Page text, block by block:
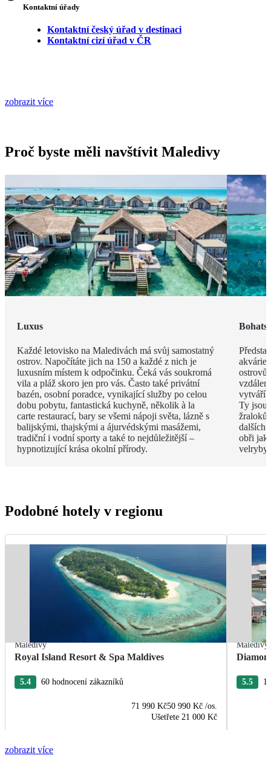
Kontaktní úřady
Kontaktní český úřad v destinaci
Kontaktní cizí úřad v ČR
zobrazit více
Proč byste měli navštívit Maledivy
Luxus
Každé letovisko na Maledivách má svůj samostatný
ostrov. Napočítáte jich na 150 a každé z nich je
luxusním místem k odpočinku. Čeká vás soukromá
vila a pláž skoro jen pro vás. Často také privátní
bazén, osobní poradce, vynikající služby po celou
dobu pobytu, fantastická kuchyně, několik à la
carte restaurací, bary se všemi nápoji světa, lázně s
balijskými, thajskými a ájurvédskými masážemi,
tradiční i vodní sporty a také to nejdůležitější –
hypnotizující krása okolní přírody.
ostrovů
vytváří
Ty jsou
dalších
obři
velryby.
Podobné hotely v regionu
Maledivy
Royal Island Resort & Spa Maldives
5.4 60 hodnocení zákazníků
71 990 Kč50 990 Kč /os.
Ušetřete 21 000 Kč
Maledivy
5.5
zobrazit více